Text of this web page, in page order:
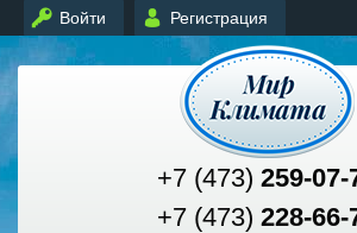
Войти Регистрация
+7 (473) 259-07-
+7 (473) 228-66-